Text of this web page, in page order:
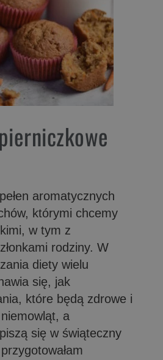
aromatycznych
którymi chcemy
w tym z
rodziny. W
diety wielu
się, jak
które będą zdrowe i
a
się w świąteczny